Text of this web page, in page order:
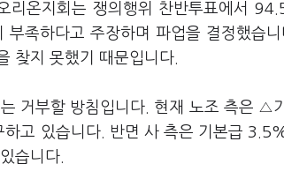
리온지회는 쟁의행위 찬반투표에서
족하다고 주장하며 파업을 결정했습
찾지 못했기 때문입니다.
거부할 방침입니다. 현재 노조 측은
고 있습니다. 반면 사 측은 기본급
습니다.